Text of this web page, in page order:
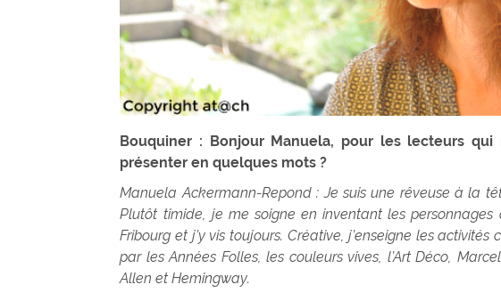
Bouquiner : Bonjour Manuela, pour les lecteurs
présenter en quelques mots ?
Manuela Ackermann-Repond : Je suis une rêveuse à la
Plutôt timide, je me soigne en inventant les personnages
Fribourg et j’y vis toujours. Créative, j’enseigne les
par les Années Folles, les couleurs vives, l’Art Déco,
Allen et Hemingway.